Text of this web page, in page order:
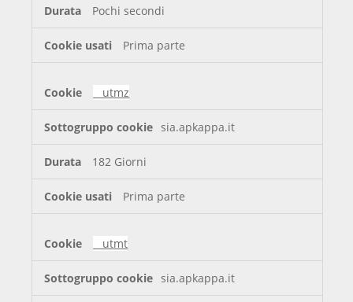
Pochi secondi
Prima parte
__utmz
sia.apkappa.it
182 Giorni
Prima parte
__utmt
sia.apkappa.it